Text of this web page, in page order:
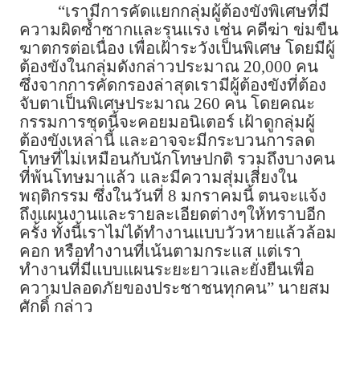
“เรามีการคัดแยกกลุ่มผู้ต้องขังพิเศษที่มี
ความผิดซ้ำซากและรุนแรง เช่น​ คดีฆ่า ข่มขืน
ฆาตกรต่อเนื่อง เพื่อเฝ้าระวังเป็นพิเศษ โดยมีผู้
ต้องขังในกลุ่มดังกล่าวประมาณ 20,000 คน
ซึ่งจากการคัดกรองล่าสุดเรามีผู้ต้องขังที่ต้อง
จับตาเป็นพิเศษประมาณ 260 คน โดยคณะ
กรรมการชุดนี้จะคอยมอนิเตอร์ เฝ้าดูกลุ่มผู้
ต้องขังเหล่านี้ และอาจจะมีกระบวนการลด
โทษที่ไม่เหมือนกับนักโทษปกติ รวมถึงบางคน
ที่พ้นโทษมาแล้ว และมีความสุ่มเสี่ยงใน
พฤติกรรม ซึ่งในวันที่ 8 มกราคม​นี้​ ตนจะแจ้ง
ถึงแผนงานและรายละเอียดต่างๆให้ทราบอีก
ครั้ง ทั้งนี้เราไม่ได้ทำงานแบบวัวหายแล้วล้อม
คอก หรือทำงานที่เน้นตามกระแส แต่เรา
ทำงานที่มีแบบแผนระยะยาวและยั่งยืนเพื่อ
ความปลอดภัยของประชาชนทุกคน” นายสม
ศักดิ์ กล่าว